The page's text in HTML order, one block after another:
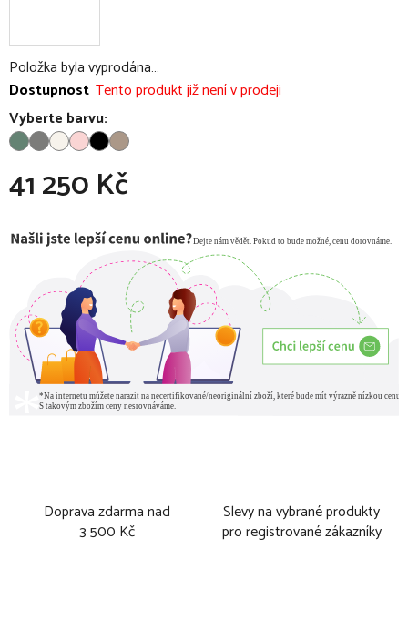
Položka byla vyprodána…
Dostupnost Tento produkt již není v prodeji
Vyberte barvu:
41 250 Kč
Doprava zdarma nad
3 500 Kč
Slevy na vybrané produkty
pro registrované zákazníky